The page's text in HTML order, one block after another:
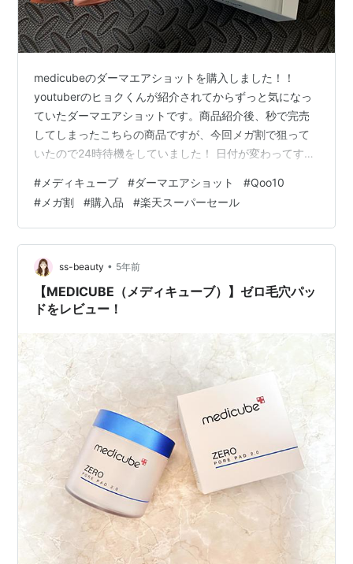
medicubeのダーマエアショットを購入しました！！
youtuberのヒョクくんが紹介されてからずっと気になっ
ていたダーマエアショットです。商品紹介後、秒で完売
してしまったこちらの商品ですが、今回メガ割で狙って
いたので24時待機をしていました！ 日付が変わってすぐ
フトはトナー・セラム・パックでした！！ リンク 後日見
てみると予約販売しているようです。 自宅でダーマエア
ショットが体験できるということでとても驚きですし、
とても楽しみにしています。 使ってみたらレビューしま
す！ https://m.qoo10.jp/su/133047…
# メディキューブ #ダーマエアショット #Qoo10
# メガ割 #購入品 #楽天スーパーセール
ss-beauty • 5年前
【MEDICUBE（メディキューブ）】ゼロ毛穴パッ
ドをレビュー！